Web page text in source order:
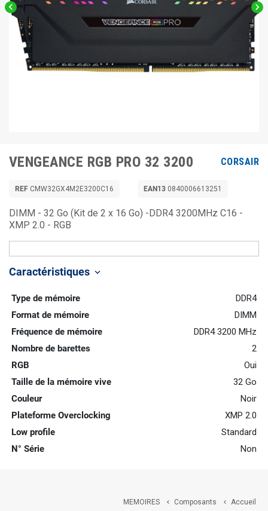
 
VENGEANCE RGB PRO 32 3200 CORSAIR
REF CMW32GX4M2E3200C16 EAN13 0840006613251
DIMM - 32 Go (Kit de 2 x 16 Go) -DDR4 3200MHz C16 -
XMP 2.0 - RGB
Caractéristiques keyboard_arrow_down
Type de mémoire
DDR4
Format de mémoire
DIMM
Fréquence de mémoire
DDR4 3200 MHz
Nombre de barettes
2
RGB
Oui
Taille de la mémoire vive
32 Go
Couleur
Noir
Plateforme Overclocking
XMP 2.0
Low profile
Standard
N° Série
Non
Accueil

Composants

MEMOIRES